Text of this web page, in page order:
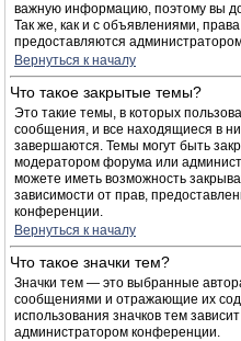
важную информацию, поэтому вы
Так же, как и с объявлениями,
предоставляются
Вернуться к началу
Что такое закрытые темы?
Это такие темы, в которых
сообщения, и все находящиеся в
завершаются. Темы могут быть
модератором форума или
можете иметь возможность
зависимости от прав,
конференции.
Вернуться к началу
Что такое значки тем?
Значки тем — это выбранные
сообщениями и отражающие их
использования значков тем
администратором конференции.